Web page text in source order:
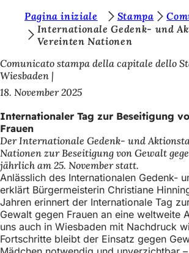
Inhalt anspringen
e
b
e
f
i
n
d
e
n
s
i
Pagina iniziale Stampa
Internationale Gedenk- und
Vereinten Nationen
Comunicato stampa della capitale dello
Wiesbaden
18. November 2025
Internationaler Tag zur Beseitigung
Frauen
Der Internationale Gedenk- und
Nationen zur Beseitigung von Gewalt
jährlich am 25. November statt.
Anlässlich des Internationalen Gedenk-
erklärt Bürgermeisterin Christiane
Jahren erinnert der Internationale Tag
Gewalt gegen Frauen an eine weltweite
uns auch in Wiesbaden mit Nachdruck
Fortschritte bleibt der Einsatz gegen